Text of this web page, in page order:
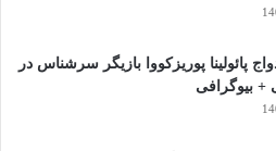
پائولینا پوریزکووا بازیگر سرشناس در